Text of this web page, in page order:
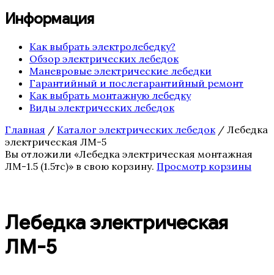
Информация
Как выбрать электролебедку?
Обзор электрических лебедок
Маневровые электрические лебедки
Гарантийный и послегарантийный ремонт
Как выбрать монтажную лебедку
Виды электрических лебедок
Главная / Каталог электрических лебедок/ Лебедка
электрическая ЛМ-5
Вы отложили «Лебедка электрическая монтажная
ЛМ-1.5 (1.5тс)» в свою корзину. Просмотр корзины
Лебедка электрическая
ЛМ-5